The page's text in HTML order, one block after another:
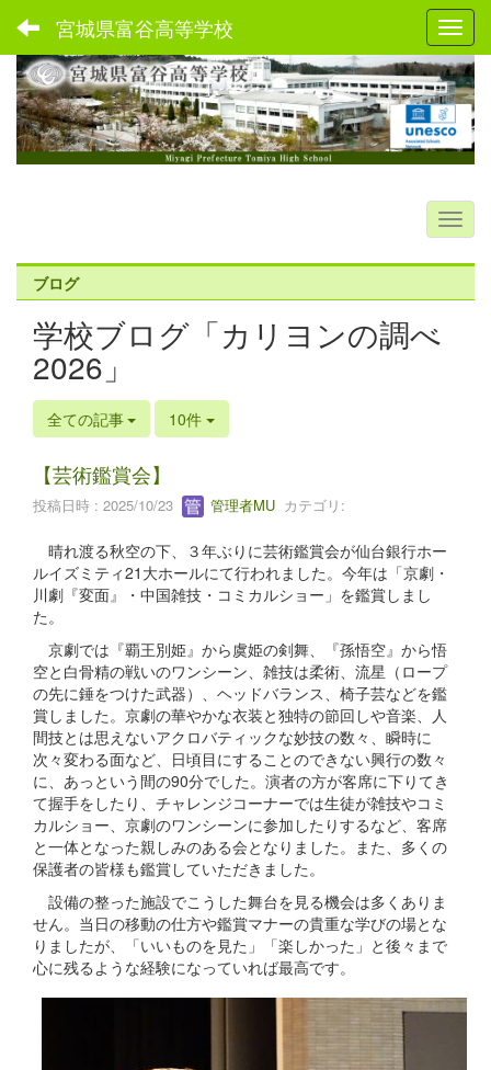
宮城県富谷高等学校
ブログ
学校ブログ「カリヨンの調べ
2026」
全ての記事 10件
【芸術鑑賞会】
投稿日時 : 2025/10/23 管理者MU カテゴリ:
晴れ渡る秋空の下、３年ぶりに芸術鑑賞会が仙台銀行ホー
ルイズミティ21大ホールにて行われました。今年は「京劇・
川劇『変面』・中国雑技・コミカルショー」を鑑賞しまし
た。
京劇では『覇王別姫』から虞姫の剣舞、『孫悟空』から悟
空と白骨精の戦いのワンシーン、雑技は柔術、流星（ロープ
の先に錘をつけた武器）、ヘッドバランス、椅子芸などを鑑
賞しました。京劇の華やかな衣装と独特の節回しや音楽、人
間技とは思えないアクロバティックな妙技の数々、瞬時に
次々変わる面など、日頃目にすることのできない興行の数々
に、あっという間の90分でした。演者の方が客席に下りてき
て握手をしたり、チャレンジコーナーでは生徒が雑技やコミ
カルショー、京劇のワンシーンに参加したりするなど、客席
と一体となった親しみのある会となりました。また、多くの
保護者の皆様も鑑賞していただきました。
設備の整った施設でこうした舞台を見る機会は多くありま
せん。当日の移動の仕方や鑑賞マナーの貴重な学びの場とな
りましたが、「いいものを見た」「楽しかった」と後々まで
心に残るような経験になっていれば最高です。